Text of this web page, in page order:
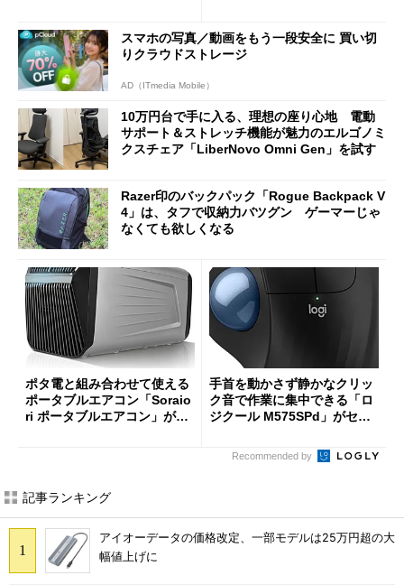
ut」が明...
スマホの写真／動画をもう一段安全に 買い切
りクラウドストレージ
AD（ITmedia Mobile）
10万円台で手に入る、理想の座り心地 電動
サポート＆ストレッチ機能が魅力のエルゴノミ
クスチェア「LiberNovo Omni Gen」を試す
Razer印のバックパック「Rogue Backpack V
4」は、タフで収納力バツグン ゲーマーじゃ
なくても欲しくなる
ポタ電と組み合わせて使える
ポータブルエアコン「Soraio
ri ポータブルエアコン」がセ
手首を動かさず静かなクリッ
ク音で作業に集中できる「ロ
ジクール M575SPd」がセー
Recommended by
記事ランキング
アイオーデータの価格改定、一部モデルは25万円超の大
幅値上げに